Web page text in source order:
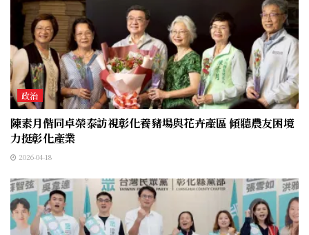
政治
陳素月偕同卓榮泰訪視彰化養豬場與花卉產區 傾聽農友困境
力挺彰化產業
2026-04-18